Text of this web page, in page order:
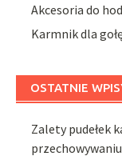
Akcesoria do
Karmnik dla
OSTATNIE
Zalety pudełek